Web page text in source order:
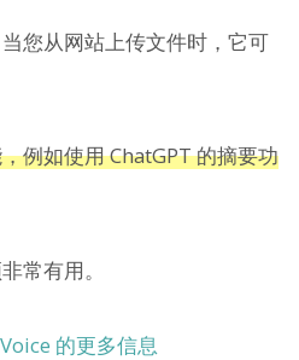
您从网站上传文件时，它可
例如使用 ChatGPT 的摘要功
常有用。
的更多信息